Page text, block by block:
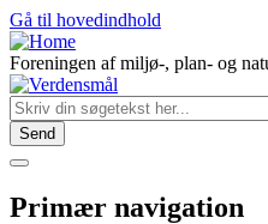
Gå til hovedindhold
Foreningen af miljø-, plan- og
Primær navigation